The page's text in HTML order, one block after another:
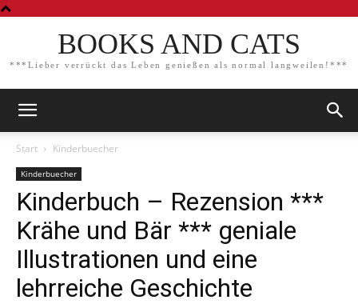
BOOKS AND CATS
***Lieber verrückt das Leben genießen als normal langweilen!***
Start Kinderbuecher
Kinderbuecher
Kinderbuch – Rezension ***
Krähe und Bär *** geniale
Illustrationen und eine
lehrreiche Geschichte